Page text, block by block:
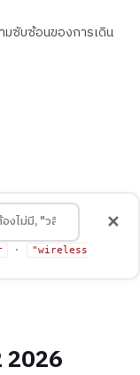
ซับซ้อนของการเดิน
✕
·
"wireless
2026